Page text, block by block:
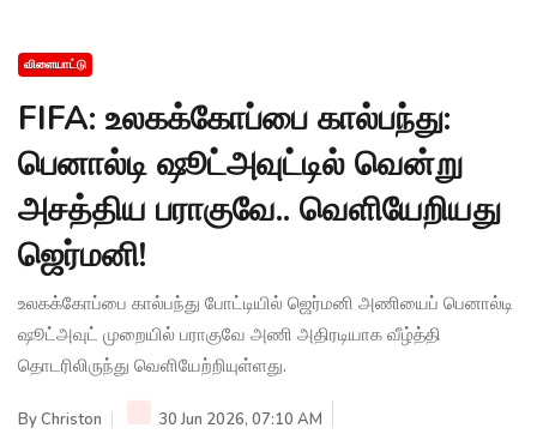
விளையாட்டு
FIFA: உலகக்கோப்பை கால்பந்து:
பெனால்டி ஷூட்அவுட்டில் வென்று
அசத்திய பராகுவே.. வெளியேறியது
ஜெர்மனி!
உலகக்கோப்பை கால்பந்து போட்டியில் ஜெர்மனி அணியைப் பெனால்டி
ஷூட்அவுட் முறையில் பராகுவே அணி அதிரடியாக வீழ்த்தி
தொடரிலிருந்து வெளியேற்றியுள்ளது.
ByChriston
30 Jun 2026, 07:10 AM